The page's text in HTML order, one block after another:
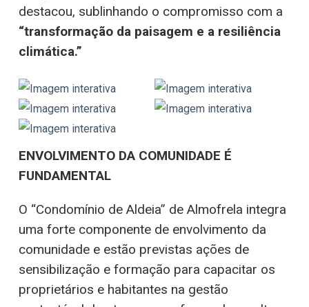
destacou, sublinhando o compromisso com a
“transformação da paisagem e a resiliência
climática.”
ENVOLVIMENTO DA COMUNIDADE É
FUNDAMENTAL
O “Condomínio de Aldeia” de Almofrela integra
uma forte componente de envolvimento da
comunidade e estão previstas ações de
sensibilização e formação para capacitar os
proprietários e habitantes na gestão